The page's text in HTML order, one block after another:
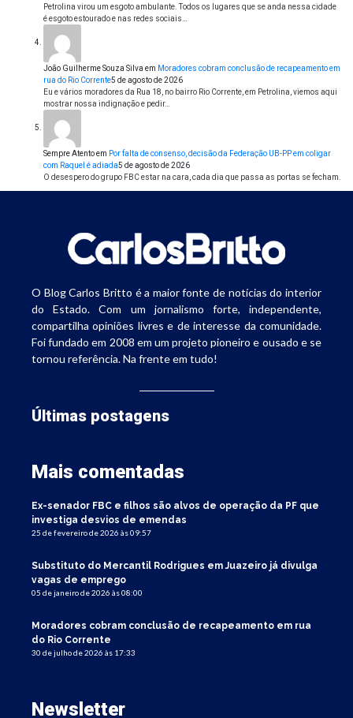
Petrolina virou um esgoto ambulante. Todos os lugares que se anda nessa cidade
é esgoto estourado e nas redes sociais…
João Guilherme Souza Silva em Moradores cobram conclusão de recapeamento em
rua do Rio Corrente5 de agosto de 2026
Eu e vários moradores da Rua 18, no bairro Rio Corrente, em Petrolina, viemos aqui
mostrar nossa indignação e pedir…
Sempre Atentoem Por falta de consenso, decisão da Federação UB-PP em coligar
com Raquel é adiada5 de agosto de 2026
O desespero do grupo FBC estar na cara, cada dia que passa as portas se fecham.
O Blog Carlos Britto é a maior fonte de notícias do interior
do Estado. Com um jornalismo forte, independente,
compartilha opiniões livres e de interesse da comunidade.
Foi fundado em 2008 em um projeto pioneiro e ousado e se
tornou referência. Na frente em tudo!
Últimas postagens
Mais comentadas
Ex-senador FBC e filhos são alvos de operação da PF que
investiga desvios de emendas
25 de fevereiro de 2026 às 09:57
Substituto do Mercantil Rodrigues em Juazeiro já divulga
vagas de emprego
05 de janeiro de 2026 às 08:00
Moradores cobram conclusão de recapeamento em rua
do Rio Corrente
30 de julho de 2026 às 17:33
Newsletter